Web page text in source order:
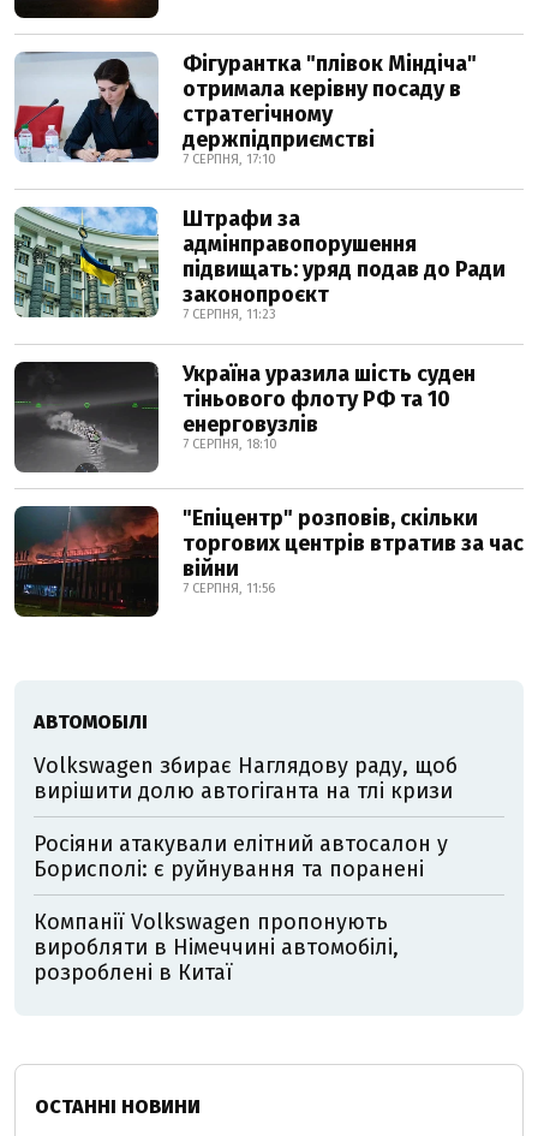
Фігурантка "плівок Міндіча"
отримала керівну посаду в
стратегічному
держпідприємстві
7 СЕРПНЯ, 17:10
Штрафи за
адмінправопорушення
підвищать: уряд подав до Ради
законопроєкт
7 СЕРПНЯ, 11:23
Україна уразила шість суден
тіньового флоту РФ та 10
енерговузлів
7 СЕРПНЯ, 18:10
"Епіцентр" розповів, скільки
торгових центрів втратив за час
війни
7 СЕРПНЯ, 11:56
АВТОМОБІЛІ
Volkswagen збирає Наглядову раду, щоб
вирішити долю автогіганта на тлі кризи
Росіяни атакували елітний автосалон у
Борисполі: є руйнування та поранені
Компанії Volkswagen пропонують
виробляти в Німеччині автомобілі,
розроблені в Китаї
ОСТАННІ НОВИНИ